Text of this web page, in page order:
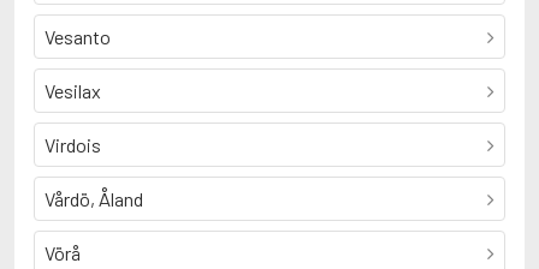
Vesanto
Vesilax
Virdois
Vårdö, Åland
Vörå